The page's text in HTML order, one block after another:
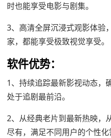
时也能享受电影与剧集。
3、高清全屏沉浸式观影体验
家，都能享受极致视觉享受。
软件优势：
1、持续追踪最新影视动态，
处于追剧最前沿。
2、从经典老片到最新热映，
尽有，满足不同用户的个性化